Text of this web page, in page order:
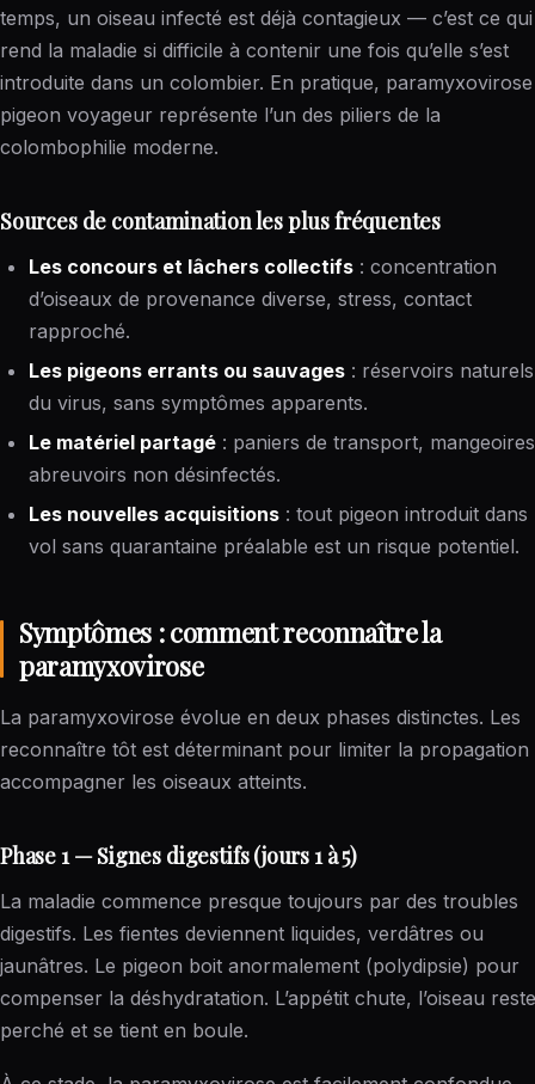
temps, un oiseau infecté est déjà contagieux — c’est ce qui
rend la maladie si difficile à contenir une fois qu’elle s’est
introduite dans un colombier. En pratique, paramyxovirose
pigeon voyageur représente l’un des piliers de la
colombophilie moderne.
Sources de contamination les plus fréquentes
Les concours et lâchers collectifs : concentration
d’oiseaux de provenance diverse, stress, contact
rapproché.
Les pigeons errants ou sauvages : réservoirs naturels
du virus, sans symptômes apparents.
Le matériel partagé : paniers de transport,
abreuvoirs non désinfectés.
Les nouvelles acquisitions : tout pigeon introduit dans
vol sans quarantaine préalable est un risque potentiel.
Symptômes : comment reconnaître la
paramyxovirose
La paramyxovirose évolue en deux phases distinctes. Les
reconnaître tôt est déterminant pour limiter la propagation
accompagner les oiseaux atteints.
Phase 1 — Signes digestifs (jours 1 à 5)
La maladie commence presque toujours par des troubles
digestifs. Les fientes deviennent liquides, verdâtres ou
jaunâtres. Le pigeon boit anormalement (polydipsie) pour
compenser la déshydratation. L’appétit chute, l’oiseau reste
perché et se tient en boule.